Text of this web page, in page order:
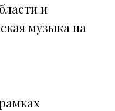
и
музыка на